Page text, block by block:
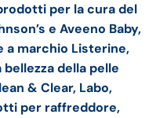
per la cura del
e Aveeno Baby,
a marchio Listerine,
della pelle
& Clear, Labo,
per raffreddore,